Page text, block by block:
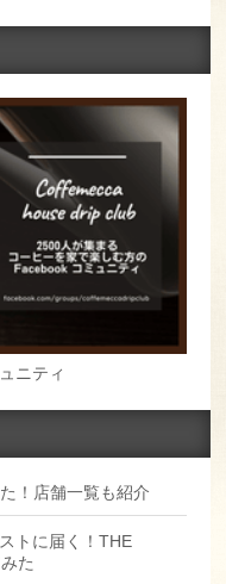
ニティ
！店舗一覧も紹介
トに届く！THE
た